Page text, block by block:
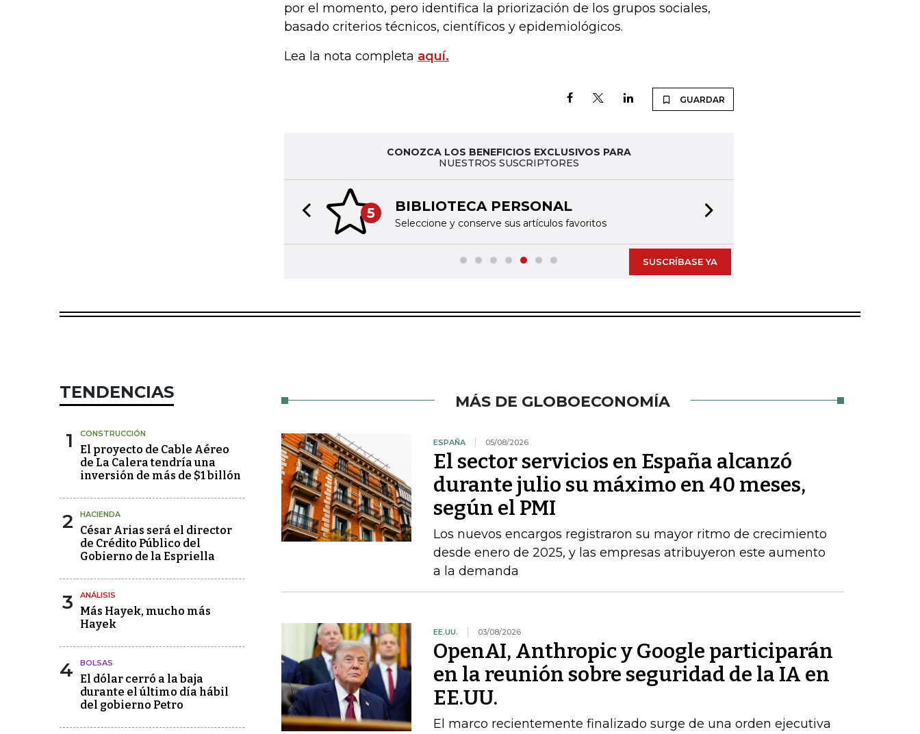
por el momento, pero identifica la priorización de los grupos sociales,
basado criterios técnicos, científicos y epidemiológicos.
Lea la nota completa aquí.
GUARDAR
CONOZCA LOS BENEFICIOS EXCLUSIVOS PARA
NUESTROS SUSCRIPTORES
5 BIBLIOTECA PERSONAL
Seleccione y conserve sus artículos favoritos
Previous slide
SUSCRÍBASE YA
TENDENCIAS
1 CONSTRUCCIÓN
El proyecto de Cable Aéreo
de La Calera tendría una
inversión de más de $1 billón
2 HACIENDA
César Arias será el director
de Crédito Público del
Gobierno de la Espriella
3 ANÁLISIS
Más Hayek, mucho más
Hayek
4 BOLSAS
El dólar cerró a la baja
durante el último día hábil
del gobierno Petro
MÁS DE GLOBOECONOMÍA
ESPAÑA 05/08/2026
El sector servicios en España alcanzó
durante julio su máximo en 40 meses,
según el PMI
Los nuevos encargos registraron su mayor ritmo de crecimiento
desde enero de 2025, y las empresas atribuyeron este aumento
a la demanda
EE.UU. 03/08/2026
OpenAI, Anthropic y Google participarán
en la reunión sobre seguridad de la IA en
EE.UU.
El marco recientemente finalizado surge de una orden ejecutiva